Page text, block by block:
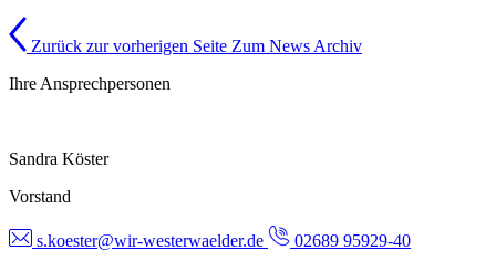
Zurück zur vorherigen Seite Zum News Archiv
Ihre Ansprechpersonen
Sandra Köster
Vorstand
s.koester@wir-westerwaelder.de 02689 95929-40